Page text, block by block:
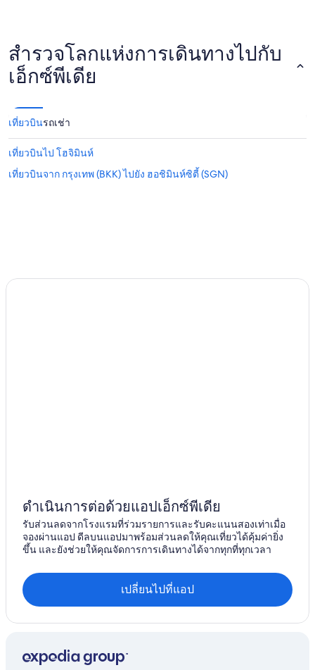
สำรวจโลกแห่งการเดินทางไปกับ
เอ็กซ์พีเดีย
เที่ยวบินรถเช่า
เที่ยวบินไป โฮจิมินห์
เที่ยวบินจาก กรุงเทพ (BKK) ไปยัง ฮอชิมินห์ซิตี้ (SGN)
ดำเนินการต่อด้วยแอปเอ็กซ์พีเดีย
รับส่วนลดจากโรงแรมที่ร่วมรายการและรับคะแนนสองเท่าเมื่อ
จองผ่านแอป ดีลบนแอปมาพร้อมส่วนลดให้คุณเที่ยวได้คุ้มค่ายิ่ง
ขึ้น และยังช่วยให้คุณจัดการการเดินทางได้จากทุกที่ทุกเวลา
เปลี่ยนไปที่แอป